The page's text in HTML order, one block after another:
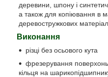
деревини, шпону і
а також для копіювання в
деревостружкових
Виконання
різці без осьового кута
фрезерування
кільця на